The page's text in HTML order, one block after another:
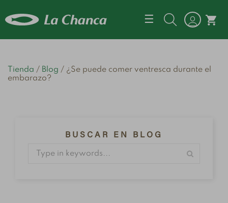
Navegación
☰ shopping_cart
Tienda Blog
¿Se puede comer ventresca durante el
embarazo?
BUSCAR EN BLOG